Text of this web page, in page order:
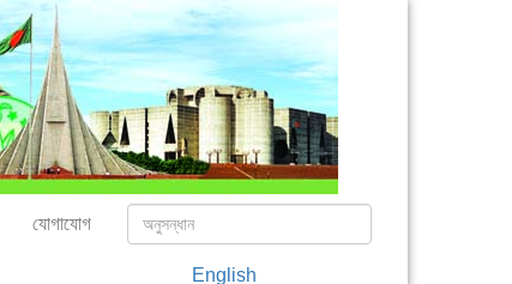
যোগাযোগ
English